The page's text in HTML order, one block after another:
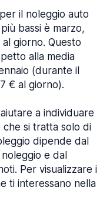
il noleggio auto
bassi è marzo,
giorno. Questo
alla media
(durante il
€ al giorno).
a individuare
che si tratta solo di
dipende dal
e dal
Per visualizzare i
ti interessano nella